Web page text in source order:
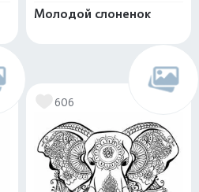
Молодой слоненок
606